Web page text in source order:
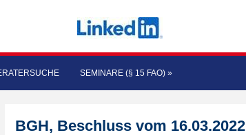
SEMINARE (§ 15 FAO) »
BGH, Beschluss vom